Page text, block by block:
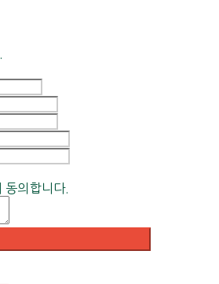
동의합니다.